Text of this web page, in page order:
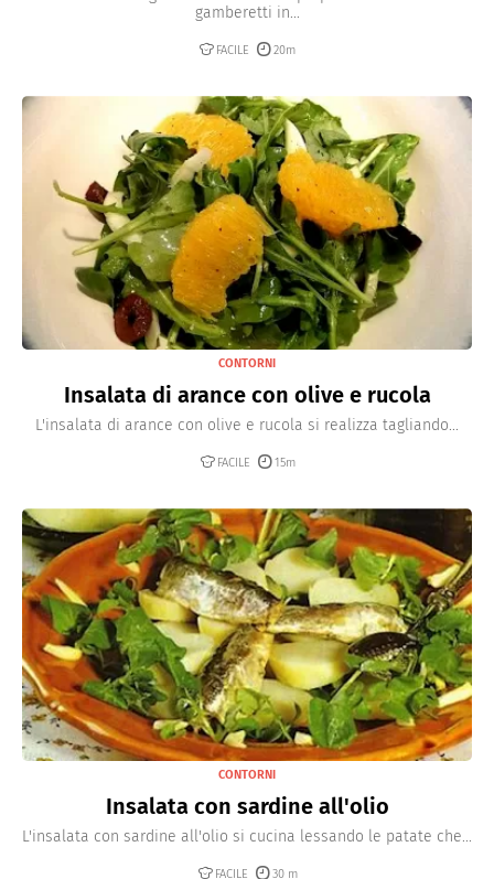
gamberetti in...
FACILE 20m
CONTORNI
Insalata di arance con olive e rucola
L'insalata di arance con olive e rucola si realizza tagliando...
FACILE 15m
CONTORNI
Insalata con sardine all'olio
L'insalata con sardine all'olio si cucina lessando le patate che...
FACILE 30 m